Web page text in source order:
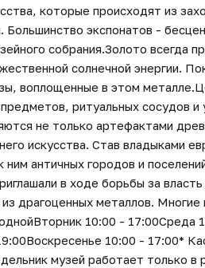
которые происходят из
экспонатов -
собрания.Золото всегда
солнечной энергии.
воплощенные в этом
ритуальных сосудов и
не только артефактами
искусства. Став владыками
античных городов и
в ходе борьбы за
драгоценных металлов. Многие
10:00 - 17:00Среда
10:00 - 17:00*
музей работает только в